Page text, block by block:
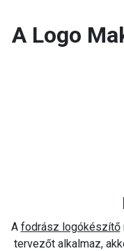
A Logo
A fodrász logókészítő
tervezőt alkalmaz,